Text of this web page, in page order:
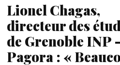
Lionel Chagas,
directeur des
de Grenoble INP
Pagora : «